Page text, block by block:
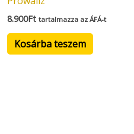
8.900Ft tartalmazza az ÁFÁ-t
Kosárba teszem